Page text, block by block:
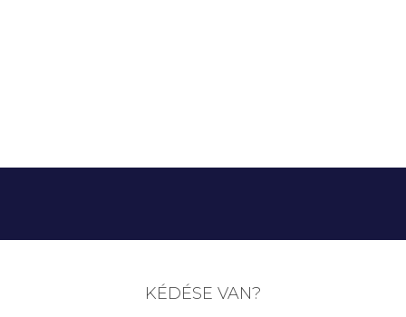
KÉDÉSE VAN?